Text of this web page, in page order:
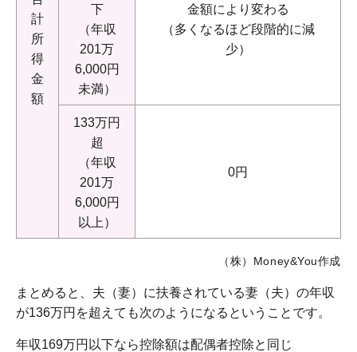
計
所
得
金
額
下
（年収
201万
6,000円
未満）
金額により変わる
（多くなるほど段階的に減
少）
133万円
超
（年収
201万
6,000円
以上）
0円
（株）Money&You作成
まとめると、夫（妻）に扶養されている妻（夫）の年収
が136万円を超えても次のようになるということです。
年収169万円以下なら控除額は配偶者控除と同じ